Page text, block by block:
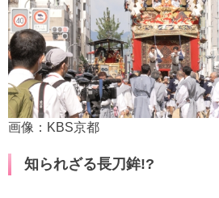
画像：KBS京都
知られざる長刀鉾!?